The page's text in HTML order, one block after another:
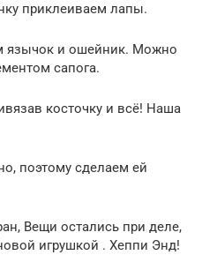
приклеиваем лапы.
язычок и ошейник. Можно
сапога.
косточку и всё! Наша
поэтому сделаем ей
Вещи остались при деле,
игрушкой . Хеппи Энд!